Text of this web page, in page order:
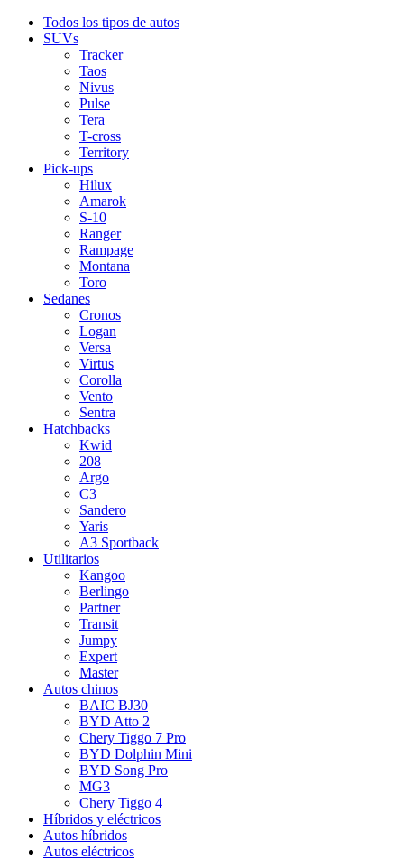
Todos los tipos de autos
SUVs
Tracker
Taos
Nivus
Pulse
Tera
T-cross
Territory
Pick-ups
Hilux
Amarok
S-10
Ranger
Rampage
Montana
Toro
Sedanes
Cronos
Logan
Versa
Virtus
Corolla
Vento
Sentra
Hatchbacks
Kwid
208
Argo
C3
Sandero
Yaris
A3 Sportback
Utilitarios
Kangoo
Berlingo
Partner
Transit
Jumpy
Expert
Master
Autos chinos
BAIC BJ30
BYD Atto 2
Chery Tiggo 7 Pro
BYD Dolphin Mini
BYD Song Pro
MG3
Chery Tiggo 4
Híbridos y eléctricos
Autos híbridos
Autos eléctricos